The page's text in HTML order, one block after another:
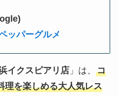
ッパーグルメ
イクスピアリ店」は、 コ
理を楽しめる大人気レス